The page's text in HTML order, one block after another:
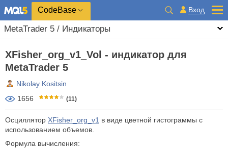
CodeBase Вход
MetaTrader 5 / Индикаторы
XFisher_org_v1_Vol - индикатор для
MetaTrader 5
Nikolay Kositsin
1656
(11)
Осциллятор XFisher_org_v1 в виде цветной гистограммы с
использованием объемов.
Формула вычисления: